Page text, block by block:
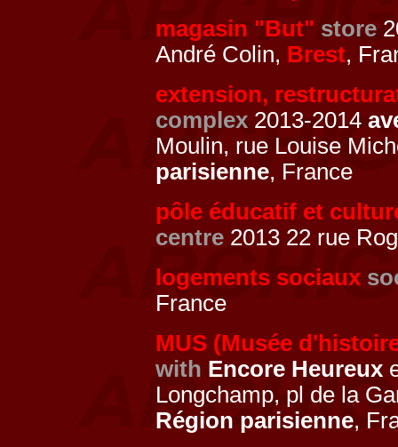
magasin "But" store
André Colin, Brest,
extension,
complex 2013-2014
Moulin, rue Louise
parisienne, France
pôle éducatif et
centre 2013 22 rue
logements sociaux
France
MUS (Musée
with Encore Heureux
Longchamp, pl de la
Région parisienne,